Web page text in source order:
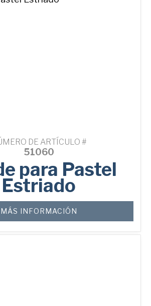
DE ARTÍCULO #
51060
para Pastel
Estriado
MÁS INFORMACIÓN